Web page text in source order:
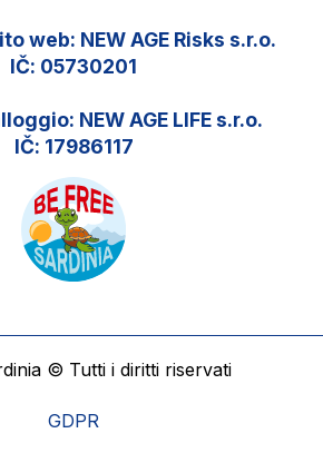
web: NEW AGE Risks s.r.o.
IČ: 05730201
NEW AGE LIFE s.r.o.
IČ: 17986117
© Tutti i diritti riservati
GDPR